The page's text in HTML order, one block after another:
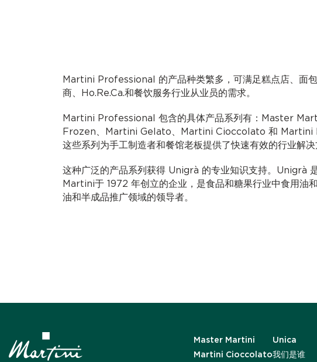
Martini Professional 的产品种类繁多，可满足糕点店、面
商、Ho.Re.Ca.和餐饮服务行业从业员的需求。
Martini Professional 包含的具体产品系列有：Master
Frozen、Martini Gelato、Martini Cioccolato 和
这些系列为手工制造者和餐馆老板提供了快速有效的行业解决
这种广泛的产品系列获得 Unigrà 的专业知识支持。Unigrà
Martini于 1972 年创立的企业，是食品和糖果行业中食用油
油和半成品推广领域的领导者。
Master Martini
Martini Cioccolato
Unica
我们是谁